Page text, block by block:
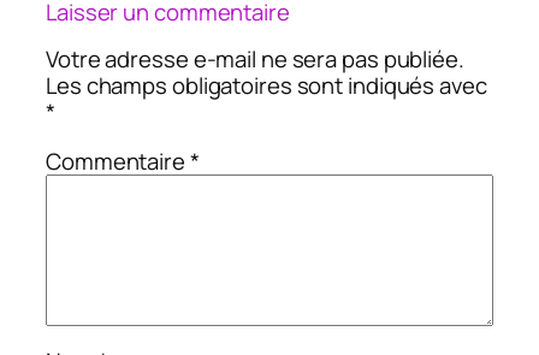
Laisser un commentaire
Votre adresse e-mail ne sera pas publiée.
Les champs obligatoires sont indiqués avec
*
Commentaire*